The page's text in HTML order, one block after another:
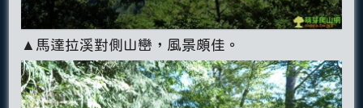
▲馬達拉溪對側山巒，風景頗佳。